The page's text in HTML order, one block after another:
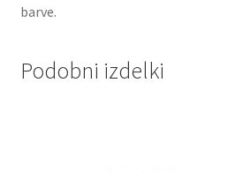
barve.
Podobni izdelki